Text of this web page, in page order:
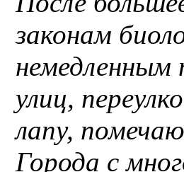
законам
немедленным
улиц,
лапу,
Города с